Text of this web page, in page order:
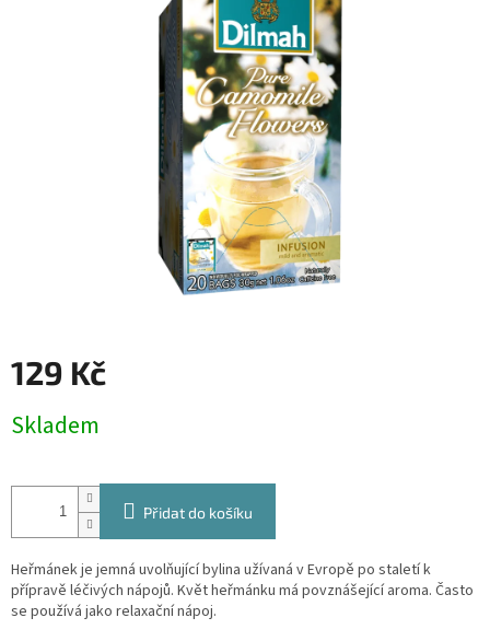
129 Kč
cena:
Skladem
Přidat do košíku
Heřmánek je jemná uvolňující bylina užívaná v Evropě po staletí k
přípravě léčivých nápojů. Květ heřmánku má povznášející aroma. Často
se používá jako relaxační nápoj.